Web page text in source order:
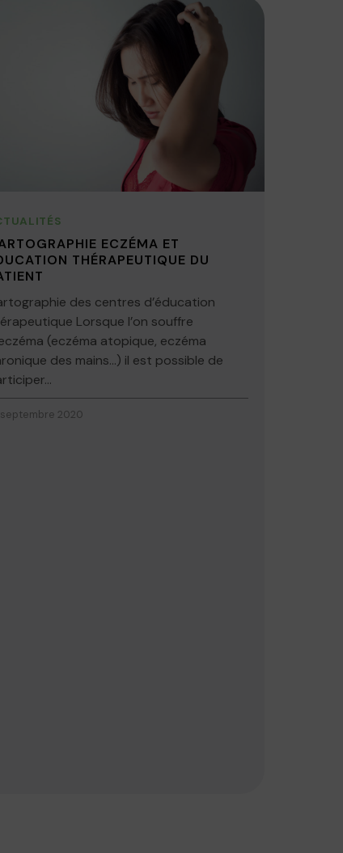
ECZÉMA ET
THÉRAPEUTIQUE DU
des centres d’éducation
Lorsque l’on souffre
(eczéma atopique, eczéma
des mains…) il est possible de
septembre 2020